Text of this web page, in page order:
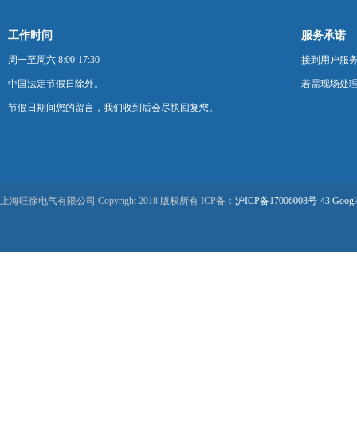
工作时间
周一至周六 8:00-17:30
中国法定节假日除外。
节假日期间您的留言，我们收到后会尽快回复您。
服务承诺
接到用户服
若需现场处
上海旺徐电气有限公司 Copyright 2018 版权所有 ICP备： 沪ICP备17006008号-43